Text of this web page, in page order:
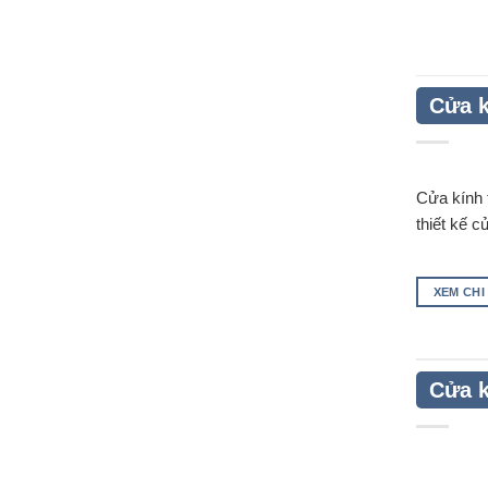
Cửa
Cửa kính
thiết kế
XEM
Cửa